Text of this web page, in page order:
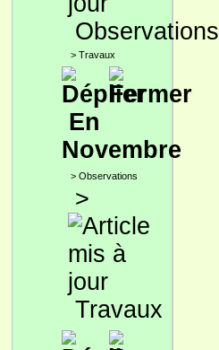
Observations
> Travaux
En
Novembre
> Observations
>
Travaux